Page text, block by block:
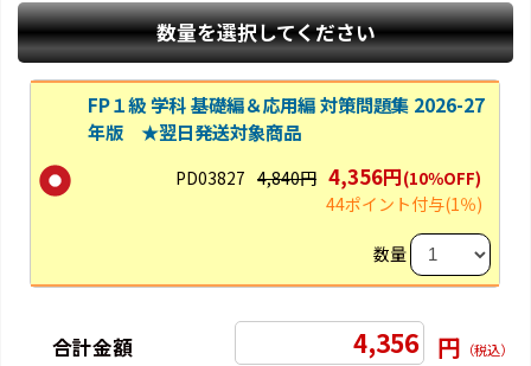
数量を選択してください
FP１級 学科 基礎編＆応用編 対策問題集 2026-27
年版 ★翌日発送対象商品
PD03827 4,840円 4,356円(10％OFF)
44ポイント付与(1％)
数量
合計金額 4,356 円 （税込）